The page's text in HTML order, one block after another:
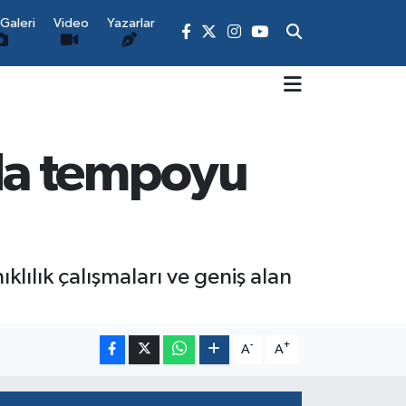
Video Yazarlar
tempoyu
çalışmaları ve geniş alan
A- A+